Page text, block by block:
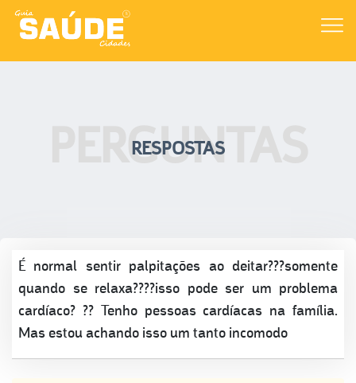
PERGUNTAS
RESPOSTAS
É normal sentir palpitações ao deitar???somente
quando se relaxa????isso pode ser um problema
cardíaco? ?? Tenho pessoas cardíacas na família.
Mas estou achando isso um tanto incomodo